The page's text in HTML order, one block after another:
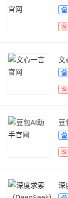
文
豆
深